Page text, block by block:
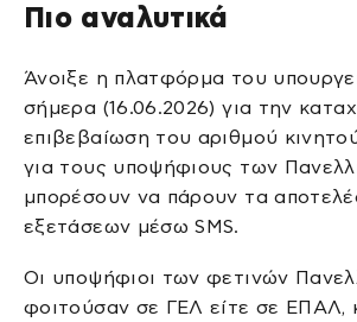
Πιο αναλυτικά
Άνοιξε η πλατφόρμα του
σήμερα (16.06.2026) για την
επιβεβαίωση του αριθμού
για τους υποψήφιους των
μπορέσουν να πάρουν τα
εξετάσεων μέσω SMS.
Οι υποψήφιοι των φετινών
φοιτούσαν σε ΓΕΛ είτε σε ΕΠΑΛ,